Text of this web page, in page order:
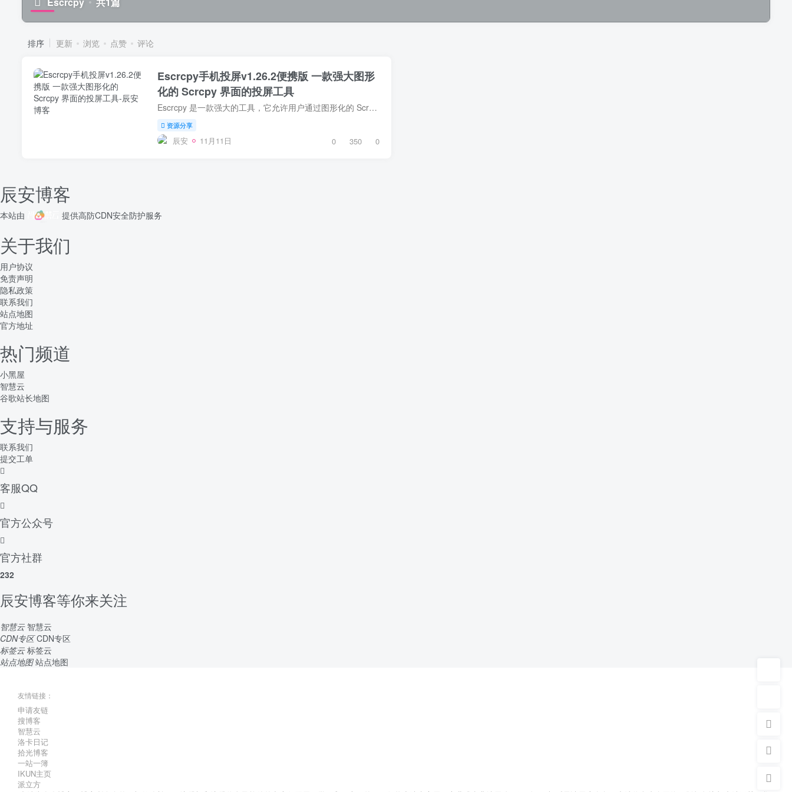
排序 更新 浏览 点赞 评论
Escrcpy手机投屏v1.26.2便携版 一款强大图形
化的 Scrcpy 界面的投屏工具
Escrcpy 是一款强大的工具，它允许用户通过图形化的 Scrcpy 界面来显示和控制他们的 Android 设备。这款应用程序由 Electron 作为其底层框架驱动。Escrcpy 无需任何账户就可以使用，无需担心隐...
资源分享
辰安 11月11日 0 350 0
辰安博客
本站由 提供高防CDN安全防护服务
关于我们
用户协议
免责声明
隐私政策
联系我们
站点地图
官方地址
热门频道
小黑屋
智慧云
谷歌站长地图
支持与服务
联系我们
提交工单
客服QQ
官方公众号
官方社群
232
辰安博客等你来关注
智慧云 智慧云
CDN专区 CDN专区
标签云 标签云
站点地图 站点地图
友情链接：
申请友链
搜博客
智慧云
洛卡日记
拾光博客
一站一簿
IKUN主页
派立方